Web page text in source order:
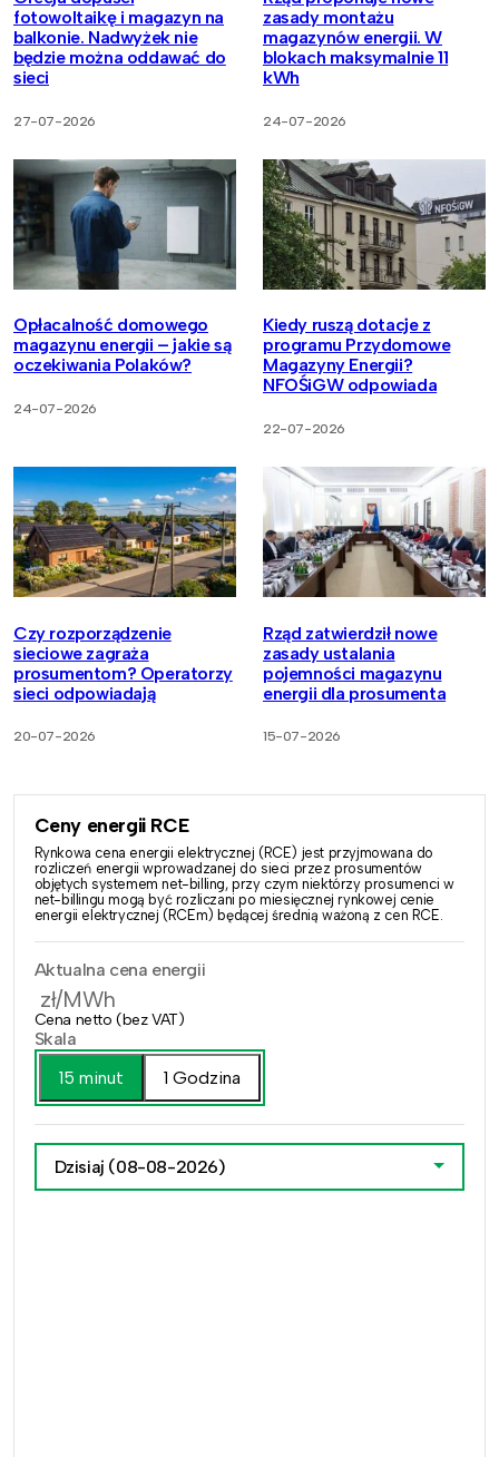
fotowoltaikę i magazyn na
balkonie. Nadwyżek nie
będzie można oddawać do
sieci
27-07-2026
zasady montażu
magazynów energii. W
blokach maksymalnie 11
kWh
24-07-2026
Opłacalność domowego
magazynu energii – jakie są
oczekiwania Polaków?
24-07-2026
Kiedy ruszą dotacje z
programu Przydomowe
Magazyny Energii?
NFOŚiGW odpowiada
22-07-2026
Czy rozporządzenie
sieciowe zagraża
prosumentom? Operatorzy
sieci odpowiadają
20-07-2026
Rząd zatwierdził nowe
zasady ustalania
pojemności magazynu
energii dla prosumenta
15-07-2026
Ceny energii RCE
Rynkowa cena energii elektrycznej (RCE) jest przyjmowana do
rozliczeń energii wprowadzanej do sieci przez prosumentów
objętych systemem net-billing, przy czym niektórzy prosumenci w
net-billingu mogą być rozliczani po miesięcznej rynkowej cenie
energii elektrycznej (RCEm) będącej średnią ważoną z cen RCE.
Aktualna cena energii
zł/MWh
Cena netto (bez VAT)
Skala
15 minut
1 Godzina
Dzisiaj (08-08-2026)